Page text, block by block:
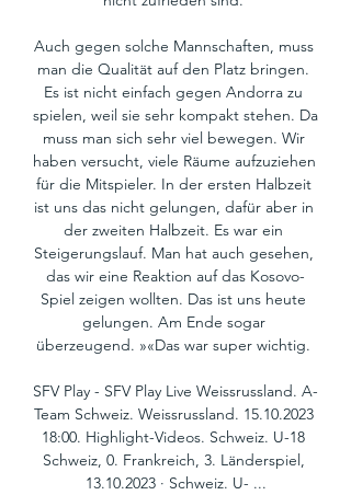
Auch gegen solche Mannschaften, muss
man die Qualität auf den Platz bringen.
Es ist nicht einfach gegen Andorra zu
spielen, weil sie sehr kompakt stehen. Da
muss man sich sehr viel bewegen. Wir
haben versucht, viele Räume aufzuziehen
für die Mitspieler. In der ersten Halbzeit
ist uns das nicht gelungen, dafür aber in
der zweiten Halbzeit. Es war ein
Steigerungslauf. Man hat auch gesehen,
das wir eine Reaktion auf das Kosovo-
Spiel zeigen wollten. Das ist uns heute
gelungen. Am Ende sogar
überzeugend. »«Das war super wichtig.
SFV Play - SFV Play Live Weissrussland. A-
Team Schweiz. Weissrussland. 15.10.2023
18:00. Highlight-Videos. Schweiz. U-18
Schweiz, 0. Frankreich, 3. Länderspiel,
13.10.2023 · Schweiz. U- ...